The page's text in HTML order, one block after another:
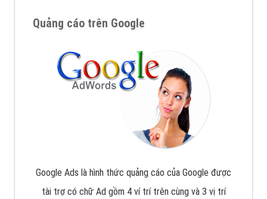
Quảng cáo trên Google
Google Ads là hình thức quảng cáo của Google được
tài trợ có chữ Ad gồm 4 ví trí trên cùng và 3 vị trí